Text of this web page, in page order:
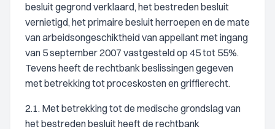
besluit gegrond verklaard, het bestreden besluit
vernietigd, het primaire besluit herroepen en de mate
van arbeidsongeschiktheid van appellant met ingang
van 5 september 2007 vastgesteld op 45 tot 55%.
Tevens heeft de rechtbank beslissingen gegeven
met betrekking tot proceskosten en griffierecht.
2.1. Met betrekking tot de medische grondslag van
het bestreden besluit heeft de rechtbank